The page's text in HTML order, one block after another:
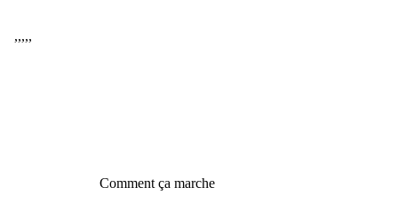
,,,,,
Comment ça marche